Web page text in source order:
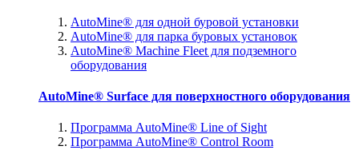
AutoMine® для одной буровой установки
AutoMine® для парка буровых установок
AutoMine® Machine Fleet для подземного
оборудования
AutoMine® Surface для поверхностного оборудования
Программа AutoMine® Line of Sight
Программа AutoMine® Control Room